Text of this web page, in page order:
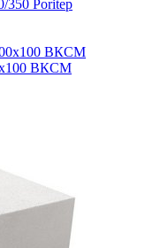
350 Poritep
ВКСМ